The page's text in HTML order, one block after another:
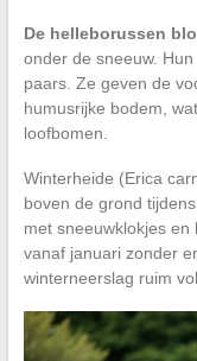
De helleborussen
onder de sneeuw.
paars. Ze geven de
humusrijke bodem,
loofbomen.
Winterheide (Erica
boven de grond
met sneeuwklokjes
vanaf januari zonder
winterneerslag ruim